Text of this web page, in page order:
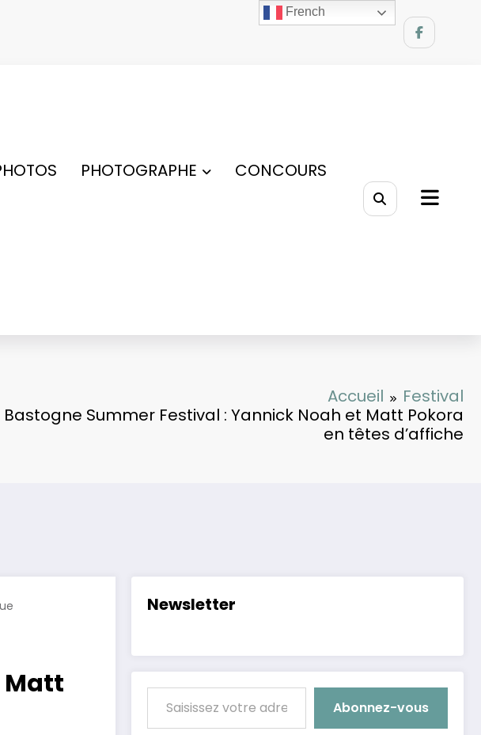
PHOTOGRAPHE CONCOURS
Accueil
Festival
Bastogne Summer Festival : Yannick Noah et Matt Pokora
en têtes d’affiche
Matt
Newsletter
Saisissez votre adresse e-mail…
Abonnez-vous
French